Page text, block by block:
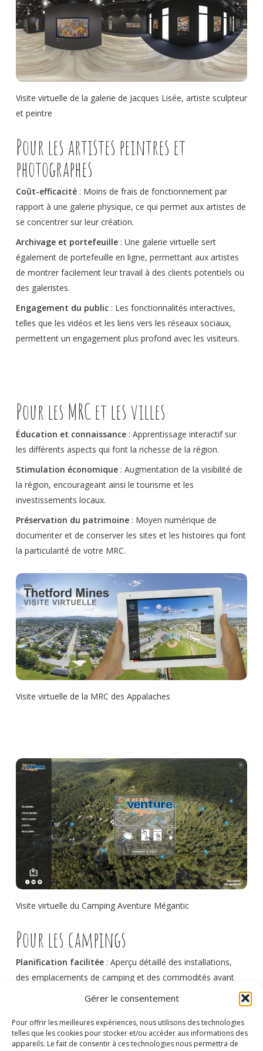
Gérer le consentement
Pour offrir les meilleures expériences, nous utilisons des technologies
telles que les cookies pour stocker et/ou accéder aux informations des
appareils. Le fait de consentir à ces technologies nous permettra de
Visite virtuelle de la galerie de Jacques Lisée, artiste sculpteur
et peintre
Pour les artistes peintres et
photographes
Coût-efficacité: Moins de frais de fonctionnement par
rapport à une galerie physique, ce qui permet aux artistes de
se concentrer sur leur création.
Archivage et portefeuille: Une galerie virtuelle sert
également de portefeuille en ligne, permettant aux artistes
de montrer facilement leur travail à des clients potentiels ou
des galeristes.
Engagement du public: Les fonctionnalités interactives,
telles que les vidéos et les liens vers les réseaux sociaux,
permettent un engagement plus profond avec les visiteurs.
Pour les MRC et les villes
Éducation et connaissance: Apprentissage interactif sur
les différents aspects qui font la richesse de la région.
Stimulation économique: Augmentation de la visibilité de
la région, encourageant ainsi le tourisme et les
investissements locaux.
Préservation du patrimoine: Moyen numérique de
documenter et de conserver les sites et les histoires qui font
la particularité de votre MRC.
Visite virtuelle de la MRC des Appalaches
Visite virtuelle du Camping Aventure Mégantic
Pour les campings
Planification facilitée: Aperçu détaillé des installations,
des emplacements de camping et des commodités avant
accueil en réduisant les appels téléphoniques et le temps
passé à décrire vos installations, grâce à la possibilité pour